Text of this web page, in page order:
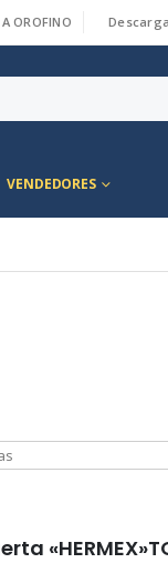
OROFINO
VENDEDORES